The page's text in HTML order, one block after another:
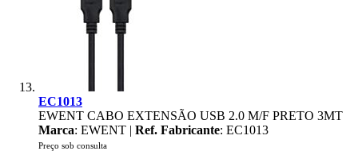
EC1013
EWENT CABO EXTENSÃO USB 2.0 M/F PRETO 3MT
Marca: EWENT | Ref. Fabricante: EC1013
Preço sob consulta